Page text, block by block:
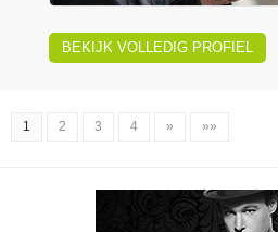
BEKIJK VOLLEDIG PROFIEL
1 2 3 4 » »»